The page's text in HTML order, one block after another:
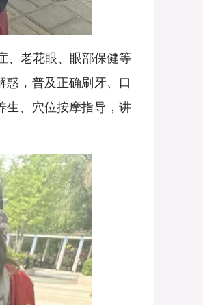
老花眼、眼部保健等
，普及正确刷牙、口
生、穴位按摩指导，讲